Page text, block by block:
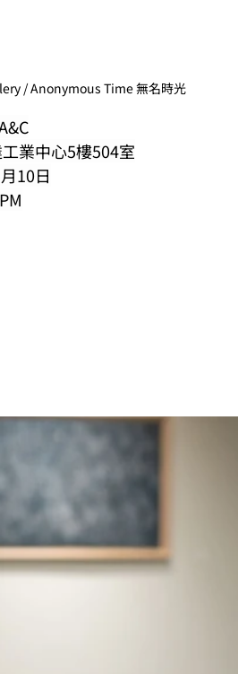
/ Anonymous Time 無名時光
達工業中心5樓504室
月10日